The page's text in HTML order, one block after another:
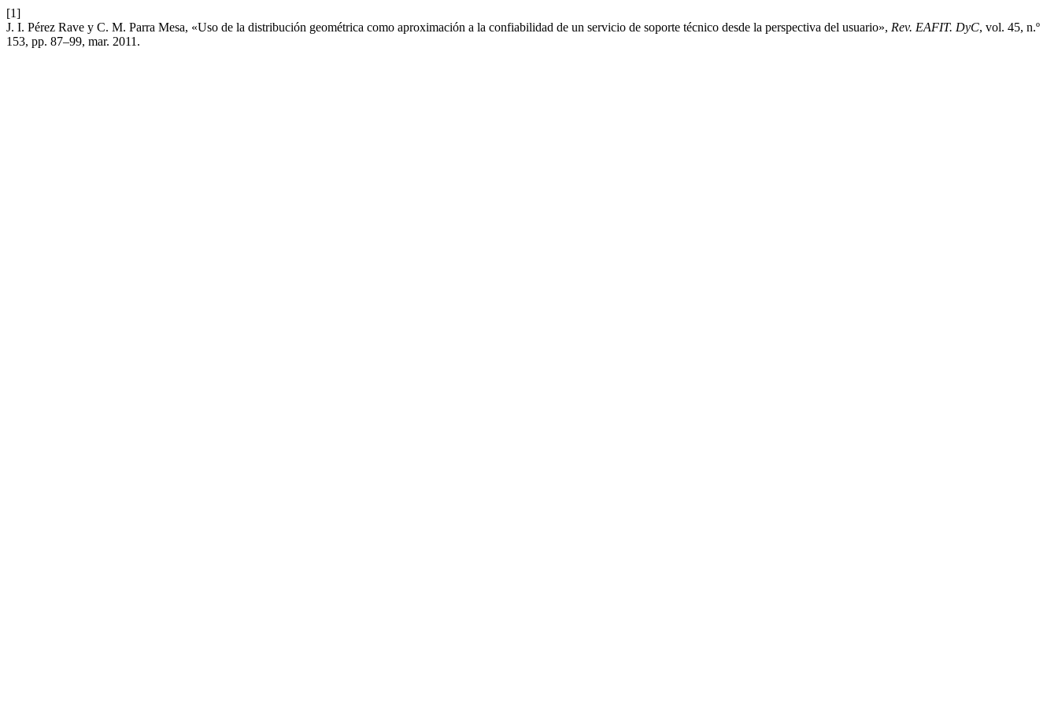
[1]
J. I. Pérez Rave y C. M. Parra Mesa, «Uso de la distribución geométrica como aproximación a la confiabilidad de un servicio de soporte técnico desde la perspectiva del usuario», Rev. EAFIT. DyC, vol. 45, n.º
153, pp. 87–99, mar. 2011.